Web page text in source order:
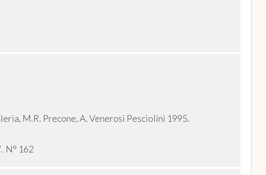
M.R. Precone, A. Venerosi Pesciolini 1995.
N° 162